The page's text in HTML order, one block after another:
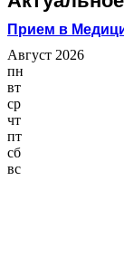
Прием в
Август 2026
пн
вт
ср
чт
пт
сб
вс